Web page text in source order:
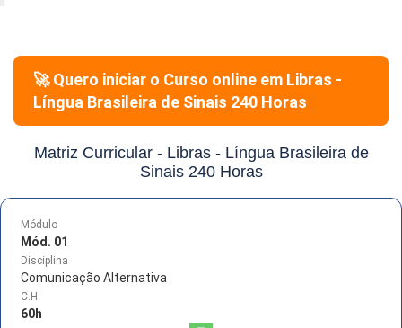
🚀 Quero iniciar o Curso online em Libras -
Língua Brasileira de Sinais 240 Horas
Matriz Curricular - Libras - Língua Brasileira de
Sinais 240 Horas
Módulo
Mód. 01
Disciplina
Comunicação Alternativa
C.H
60h